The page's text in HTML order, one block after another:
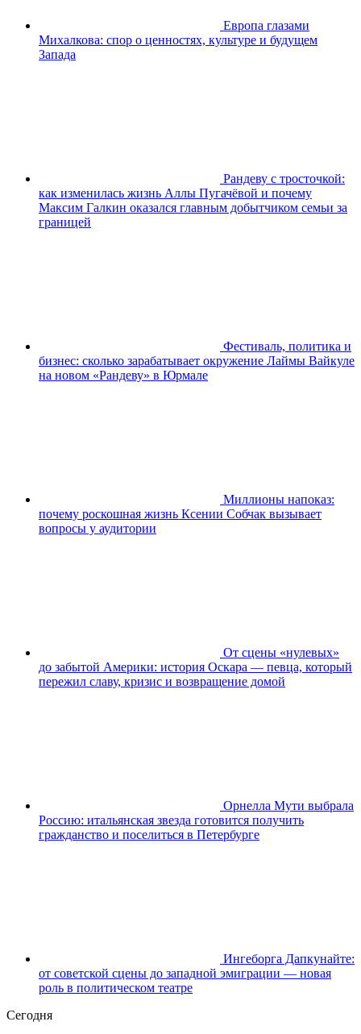
Европа глазами
Михалкова: спор о ценностях, культуре и будущем
Запада
Рандеву с тросточкой:
как изменилась жизнь Аллы Пугачёвой и почему
Максим Галкин оказался главным добытчиком семьи за
границей
Фестиваль, политика и
бизнес: сколько зарабатывает окружение Лаймы Вайкуле
на новом «Рандеву» в Юрмале
Миллионы напоказ:
почему роскошная жизнь Ксении Собчак вызывает
вопросы у аудитории
От сцены «нулевых»
до забытой Америки: история Оскара — певца, который
пережил славу, кризис и возвращение домой
Орнелла Мути выбрала
Россию: итальянская звезда готовится получить
гражданство и поселиться в Петербурге
Ингеборга Дапкунайте:
от советской сцены до западной эмиграции — новая
роль в политическом театре
Сегодня